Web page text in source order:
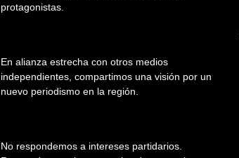
protagonistas.
En alianza estrecha con otros medios
independientes, compartimos una visión por un
nuevo periodismo en la región.
No respondemos a intereses partidarios.